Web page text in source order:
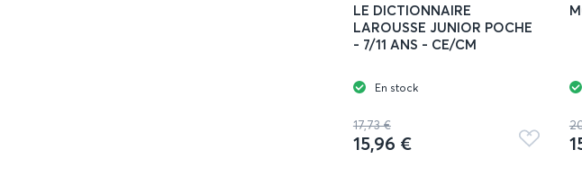
LE DICTIONNAIRE
LAROUSSE JUNIOR POCHE
- 7/11 ANS - CE/CM
En stock
17,73 €
15,96 €
Ajouter